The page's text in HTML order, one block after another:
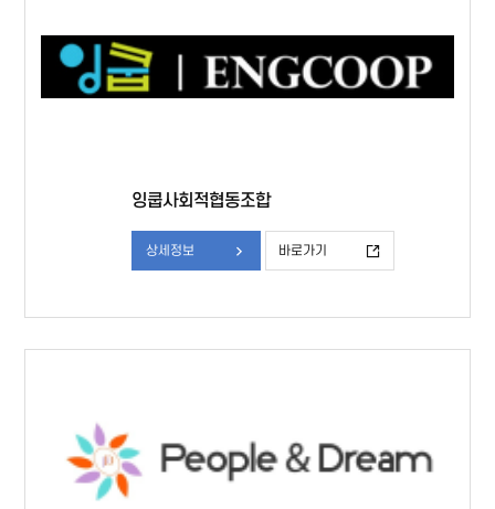
잉쿱사회적협동조합
상세정보 바로가기